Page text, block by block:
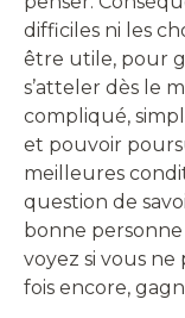
difficiles ni les
être utile, pour
s’atteler dès le
compliqué,
et pouvoir
meilleures
question de
bonne
voyez si vous
fois encore,